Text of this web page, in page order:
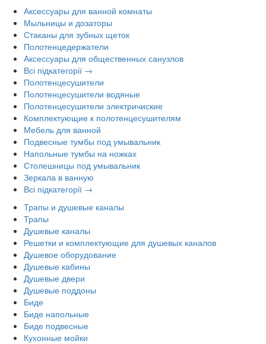
Аксессуары для ванной комнаты
Мыльницы и дозаторы
Стаканы для зубных щеток
Полотенцедержатели
Аксессуары для общественных санузлов
Всі підкатегорії →
Полотенцесушители
Полотенцесушители водяные
Полотенцесушители электричиские
Комплектующие к полотенцесушителям
Мебель для ванной
Подвесные тумбы под умывальник
Напольные тумбы на ножках
Столешницы под умывальник
Зеркала в ванную
Всі підкатегорії →
Трапы и душевые каналы
Трапы
Душевые каналы
Решетки и комплектующие для душевых каналов
Душевое оборудование
Душевые кабины
Душевые двери
Душевые поддоны
Биде
Биде напольные
Биде подвесные
Кухонные мойки